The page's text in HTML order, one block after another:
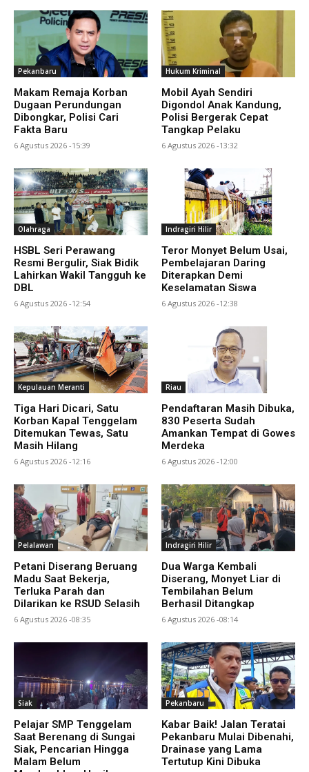
Pekanbaru
Makam Remaja Korban
Dugaan Perundungan
Dibongkar, Polisi Cari
Fakta Baru
6 Agustus 2026 -15:39
Hukum Kriminal
Mobil Ayah Sendiri
Digondol Anak Kandung,
Polisi Bergerak Cepat
Tangkap Pelaku
6 Agustus 2026 -13:32
Olahraga
HSBL Seri Perawang
Resmi Bergulir, Siak Bidik
Lahirkan Wakil Tangguh ke
DBL
6 Agustus 2026 -12:54
Indragiri Hilir
Teror Monyet Belum Usai,
Pembelajaran Daring
Diterapkan Demi
Keselamatan Siswa
6 Agustus 2026 -12:38
Kepulauan Meranti
Tiga Hari Dicari, Satu
Korban Kapal Tenggelam
Ditemukan Tewas, Satu
Masih Hilang
6 Agustus 2026 -12:16
Riau
Pendaftaran Masih Dibuka,
830 Peserta Sudah
Amankan Tempat di Gowes
Merdeka
6 Agustus 2026 -12:00
Pelalawan
Petani Diserang Beruang
Madu Saat Bekerja,
Terluka Parah dan
Dilarikan ke RSUD Selasih
6 Agustus 2026 -08:35
Indragiri Hilir
Dua Warga Kembali
Diserang, Monyet Liar di
Tembilahan Belum
Berhasil Ditangkap
6 Agustus 2026 -08:14
Siak
Pelajar SMP Tenggelam
Saat Berenang di Sungai
Siak, Pencarian Hingga
Malam Belum
Pekanbaru
Kabar Baik! Jalan Teratai
Pekanbaru Mulai Dibenahi,
Drainase yang Lama
Tertutup Kini Dibuka